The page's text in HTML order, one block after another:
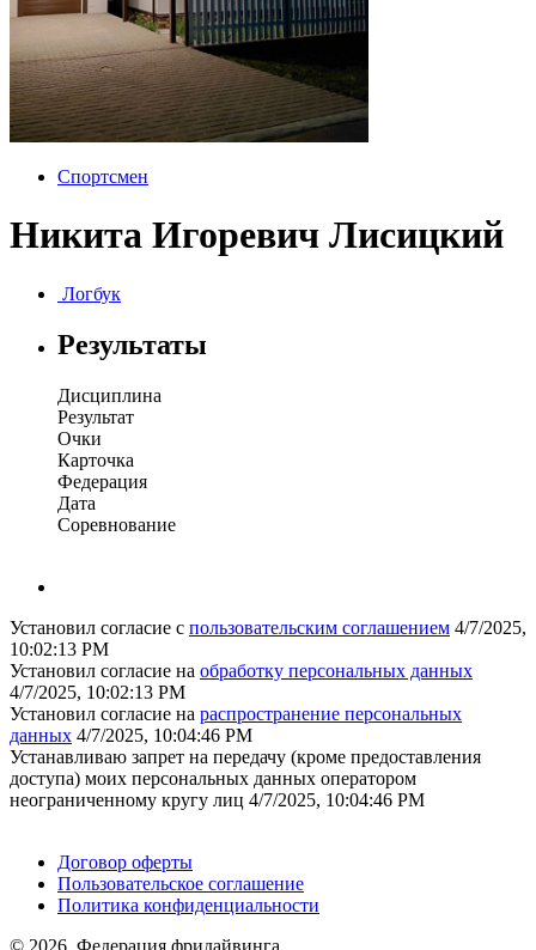
Спортсмен
Никита Игоревич Лисицкий
Логбук
Результаты
Дисциплина
Результат
Очки
Карточка
Федерация
Дата
Соревнование
Установил согласие с пользовательским соглашением 4/7/2025,
10:02:13 PM
Установил согласие на обработку персональных данных
4/7/2025, 10:02:13 PM
Установил согласие на распространение персональных
данных 4/7/2025, 10:04:46 PM
Устанавливаю запрет на передачу (кроме предоставления
доступа) моих персональных данных оператором
неограниченному кругу лиц 4/7/2025, 10:04:46 PM
Договор оферты
Пользовательское соглашение
Политика конфиденциальности
© 2026, Федерация фридайвинга